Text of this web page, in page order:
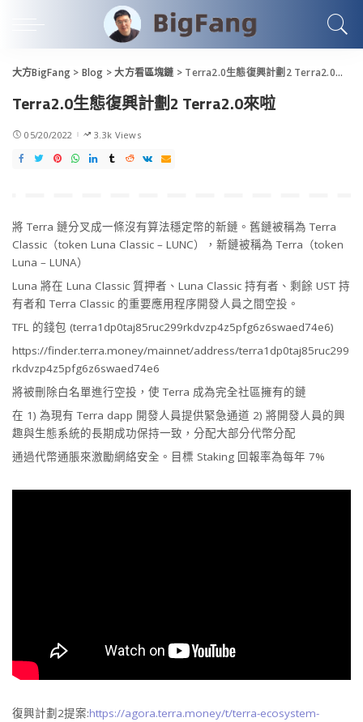
大方BigFang > Blog >大方看區塊鏈 > Terra2.0生態復興計劃2 Terra2.0來啦
Terra2.0生態復興計劃2 Terra2.0來啦
05/20/2022 3.3k Views
將 Terra 鏈分叉成一條沒有算法穩定幣的新鏈。舊鏈被稱為 Terra
Classic（token Luna Classic – LUNC），新鏈被稱為 Terra（token
Luna – LUNA）
Luna 將在 Luna Classic 質押者、Luna Classic 持有者、剩餘 UST 持
有者和 Terra Classic 的重要應用程序開發人員之間空投。
TFL 的錢包 (terra1dp0taj85ruc299rkdvzp4z5pfg6z6swaed74e6)
https://finder.terra.money/mainnet/address/terra1dp0taj85ruc299
rkdvzp4z5pfg6z6swaed74e6
將被刪除白名單進行空投，使 Terra 成為完全社區擁有的鏈
在 1) 為現有 Terra dapp 開發人員提供緊急通道 2) 將開發人員的興
趣與生態系統的長期成功保持一致，分配大部分代幣分配
通過代幣通脹來激勵網絡安全。目標 Staking 回報率為每年 7%
復興計劃2提案:https://agora.terra.money/t/terra-ecosystem-